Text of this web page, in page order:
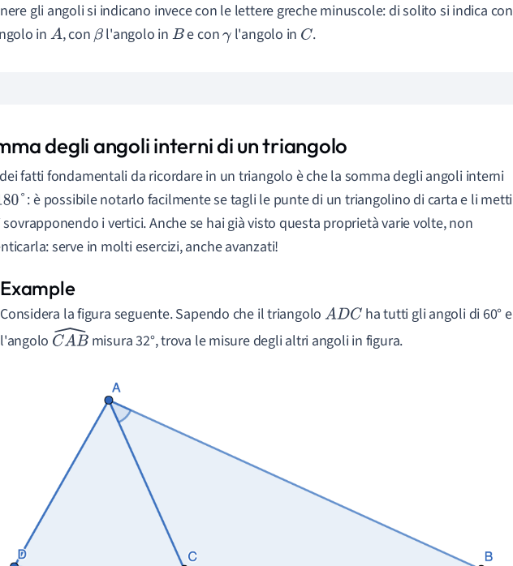
gli angoli si indicano invece con le lettere greche minuscole: di solito si indica con
in A , conβl'angolo in Be conγl'angolo in C .
degli angoli interni di un triangolo
fatti fondamentali da ricordare in un triangolo è che la somma degli angoli interni
° : è possibile notarlo facilmente se tagli le punte di un triangolino di carta e li metti
sovrapponendo i vertici. Anche se hai già visto questa proprietà varie volte, non
serve in molti esercizi, anche avanzati!
Considera la figura seguente. Sapendo che il triangolo ADC
ha tutti gli angoli di 60° e
l'angolo CAB^ misura 32°, trova le misure degli altri angoli in figura.